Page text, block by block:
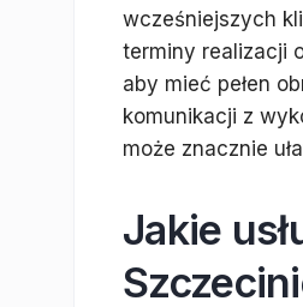
wcześniejszych
terminy realizacji
aby mieć pełen
komunikacji z
może znacznie
Jakie